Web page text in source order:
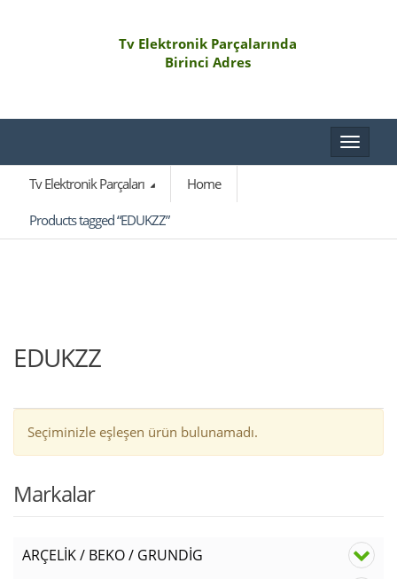
Tv Elektronik Parçalarında
Birinci Adres
Toggle
Tv Elektronik Parçaları
Home
Products tagged “EDUKZZ”
EDUKZZ
Seçiminizle eşleşen ürün bulunamadı.
Markalar
ARÇELİK / BEKO / GRUNDİG